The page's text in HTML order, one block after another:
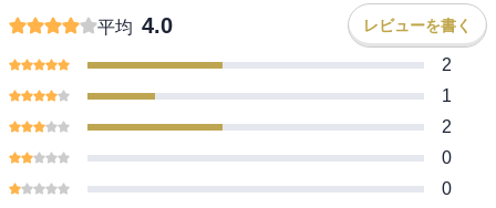
平均 4.0 レビューを書く
2
1
2
0
0